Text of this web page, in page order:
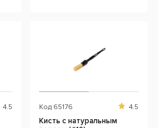
4.5 Код 65176 4.5
Кисть с натуральным